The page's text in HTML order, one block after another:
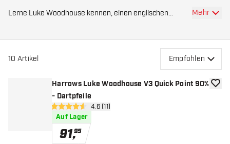
Lerne Luke Woodhouse kennen, einen englischen
Mehr
10 Artikel Empfohlen
Harrows Luke Woodhouse V3 Quick Point 90%
- Dartpfeile
Bewertungsbereich öffnen
4.6 Bewertungssterne
4.6 (11)
Auf Lager
91,95
Zur